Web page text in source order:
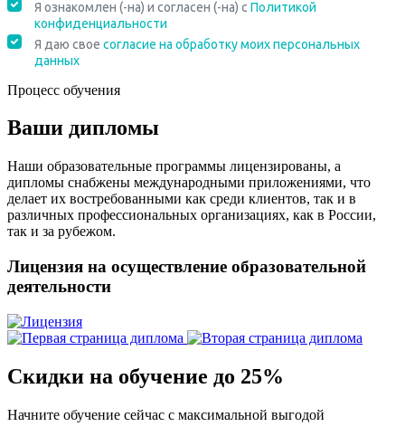
Процесс обучения
Ваши дипломы
Наши образовательные программы лицензированы, а
дипломы снабжены международными приложениями, что
делает их востребованными как среди клиентов, так и в
различных профессиональных организациях, как в России,
так и за рубежом.
Лицензия на осуществление образовательной
деятельности
Скидки на обучение до 25%
Начните обучение сейчас с максимальной выгодой